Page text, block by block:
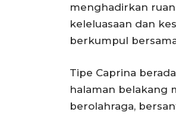
menghadirkan
keleluasaan dan
berkumpul
Tipe Caprina
halaman belakang
berolahraga,